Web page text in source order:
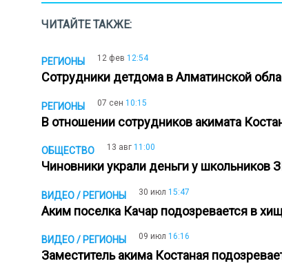
ЧИТАЙТЕ ТАКЖЕ:
РЕГИОНЫ 12 фев 12:54
Сотрудники детдома в Алматинской
РЕГИОНЫ 07 сен 10:15
В отношении сотрудников акимата
ОБЩЕСТВО 13 авг 11:00
Чиновники украли деньги у школьников
ВИДЕО / РЕГИОНЫ 30 июл 15:47
Аким поселка Качар подозревается в
ВИДЕО / РЕГИОНЫ 09 июл 16:16
Заместитель акима Костаная